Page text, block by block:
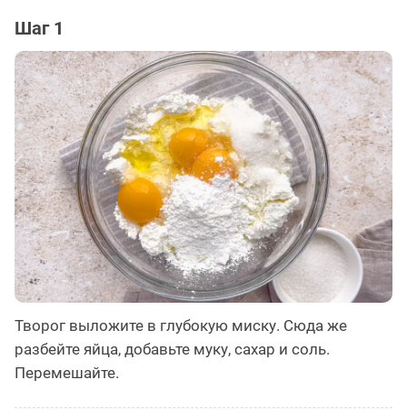
Шаг 1
Творог выложите в глубокую миску. Сюда же
разбейте яйца, добавьте муку, сахар и соль.
Перемешайте.